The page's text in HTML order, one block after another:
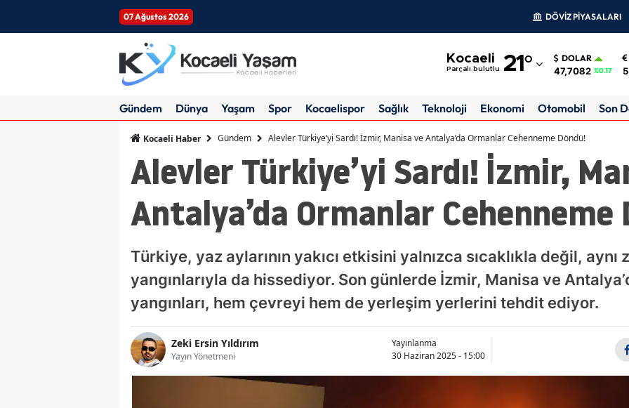
07 Ağustos 2026 DÖVİZ PİYASALARI
Kocaeli
Parçalı bulutlu 21°
Adıyaman
Amasya
Ankara
Antalya
Aydın
Balıkesir
Bilecik
Bingöl
DOLAR
47,7082 %0.17
Gündem Dünya Yaşam Spor Kocaelispor Sağlık Teknoloji Ekonomi Otomobil Son
Kocaeli Haber Gündem Alevler Türkiye’yi Sardı! İzmir, Manisa ve Antalya’da Ormanlar Cehenneme Döndü!
Alevler Türkiye’yi Sardı! İzmir,
Antalya’da Ormanlar Cehenneme
Türkiye, yaz aylarının yakıcı etkisini yalnızca sıcaklıkla değil, aynı
yangınlarıyla da hissediyor. Son günlerde İzmir, Manisa ve
yangınları, hem çevreyi hem de yerleşim yerlerini tehdit ediyor.
Zeki Ersin Yıldırım
Yayın Yönetmeni
Yayınlanma
30 Haziran 2025 - 15:00